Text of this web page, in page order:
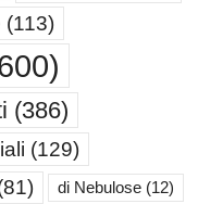
(113)
(386)
(129)
di Nebulose (12)